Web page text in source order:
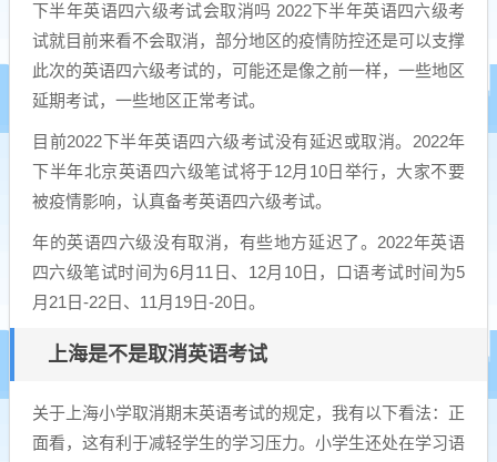
下半年英语四六级考试会取消吗 2022下半年英语四六级考
试就目前来看不会取消，部分地区的疫情防控还是可以支撑
此次的英语四六级考试的，可能还是像之前一样，一些地区
延期考试，一些地区正常考试。
目前2022下半年英语四六级考试没有延迟或取消。2022年
下半年北京英语四六级笔试将于12月10日举行，大家不要
被疫情影响，认真备考英语四六级考试。
年的英语四六级没有取消，有些地方延迟了。2022年英语
四六级笔试时间为6月11日、12月10日，口语考试时间为5
月21日-22日、11月19日-20日。
上海是不是取消英语考试
关于上海小学取消期末英语考试的规定，我有以下看法：正
面看，这有利于减轻学生的学习压力。小学生还处在学习语